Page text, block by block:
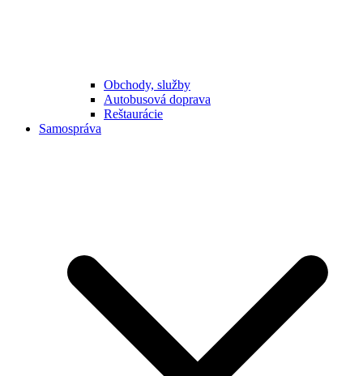
Obchody, služby
Autobusová doprava
Reštaurácie
Samospráva